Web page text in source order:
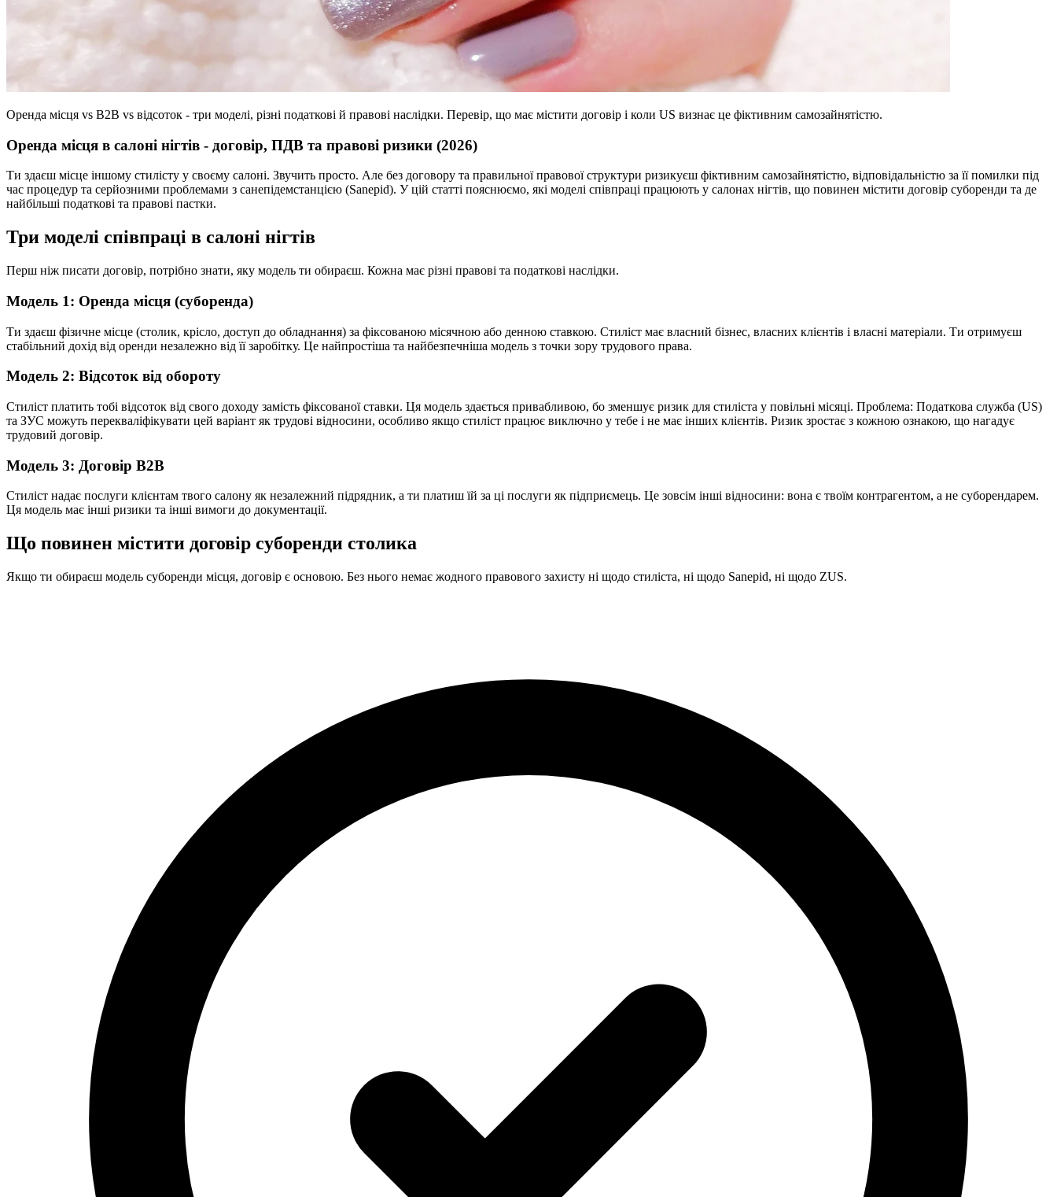
Оренда місця vs B2B vs відсоток - три моделі, різні податкові й правові наслідки. Перевір, що має містити договір і коли US визнає це фіктивним самозайнятістю.
Оренда місця в салоні нігтів - договір, ПДВ та правові ризики (2026)
Ти здаєш місце іншому стилісту у своєму салоні. Звучить просто. Але без договору та правильної правової структури ризикуєш фіктивним самозайнятістю, відповідальністю за її помилки під
час процедур та серйозними проблемами з санепідемстанцією (Sanepid). У цій статті пояснюємо, які моделі співпраці працюють у салонах нігтів, що повинен містити договір суборенди та де
найбільші податкові та правові пастки.
Три моделі співпраці в салоні нігтів
Перш ніж писати договір, потрібно знати, яку модель ти обираєш. Кожна має різні правові та податкові наслідки.
Модель 1: Оренда місця (суборенда)
Ти здаєш фізичне місце (столик, крісло, доступ до обладнання) за фіксованою місячною або денною ставкою. Стиліст має власний бізнес, власних клієнтів і власні матеріали. Ти отримуєш
стабільний дохід від оренди незалежно від її заробітку. Це найпростіша та найбезпечніша модель з точки зору трудового права.
Модель 2: Відсоток від обороту
Стиліст платить тобі відсоток від свого доходу замість фіксованої ставки. Ця модель здається привабливою, бо зменшує ризик для стиліста у повільні місяці. Проблема: Податкова служба (US)
та ЗУС можуть перекваліфікувати цей варіант як трудові відносини, особливо якщо стиліст працює виключно у тебе і не має інших клієнтів. Ризик зростає з кожною ознакою, що нагадує
трудовий договір.
Модель 3: Договір B2B
Стиліст надає послуги клієнтам твого салону як незалежний підрядник, а ти платиш їй за ці послуги як підприємець. Це зовсім інші відносини: вона є твоїм контрагентом, а не суборендарем.
Ця модель має інші ризики та інші вимоги до документації.
Що повинен містити договір суборенди столика
Якщо ти обираєш модель суборенди місця, договір є основою. Без нього немає жодного правового захисту ні щодо стиліста, ні щодо Sanepid, ні щодо ZUS.